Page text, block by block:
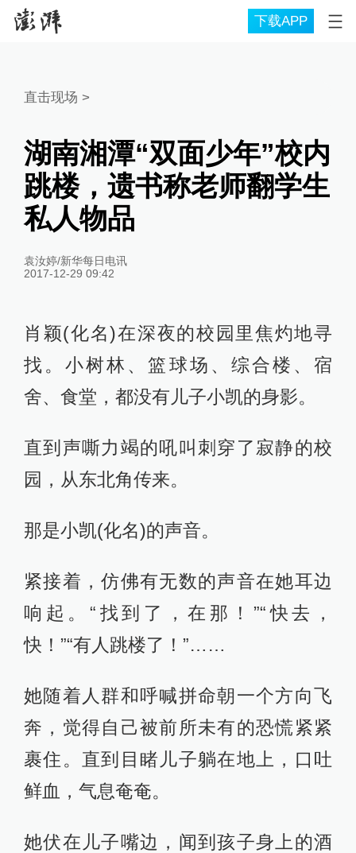
下载APP
直击现场 >
湖南湘潭“双面少年”校内
跳楼，遗书称老师翻学生
私人物品
袁汝婷/新华每日电讯
2017-12-29 09:42
肖颖(化名)在深夜的校园里焦灼地寻
找。小树林、篮球场、综合楼、宿
舍、食堂，都没有儿子小凯的身影。
直到声嘶力竭的吼叫刺穿了寂静的校
园，从东北角传来。
那是小凯(化名)的声音。
紧接着，仿佛有无数的声音在她耳边
响起。“找到了，在那！”“快去，
快！”“有人跳楼了！”……
她随着人群和呼喊拼命朝一个方向飞
奔，觉得自己被前所未有的恐慌紧紧
裹住。直到目睹儿子躺在地上，口吐
鲜血，气息奄奄。
她伏在儿子嘴边，闻到孩子身上的酒